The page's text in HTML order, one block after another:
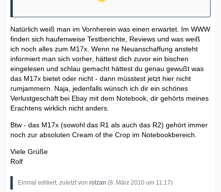
Natürlich weiß man im Vornherein was einen erwartet. Im WWW
finden sich haufenweise Testberichte, Reviews und was weiß
ich noch alles zum M17x. Wenn ne Neuanschaffung ansteht
informiert man sich vorher, hättest dich zuvor ein bischen
eingelesen und schlau gemacht hättest du genau gewußt was
das M17x bietet oder nicht - dann müsstest jetzt hier nicht
rumjammern. Naja, jedenfalls wünsch ich dir ein schönes
Verlustgeschäft bei Ebay mit dem Notebook, dir gehörts meines
Erachtens wirklich nicht anders.
Btw - das M17x (sowohl das R1 als auch das R2) gehört immer
noch zur absoluten Cream of the Crop im Notebookbereich.
Viele Grüße
Rolf
Einmal editiert, zuletzt von rolzan (8. März 2010 um 11:17)